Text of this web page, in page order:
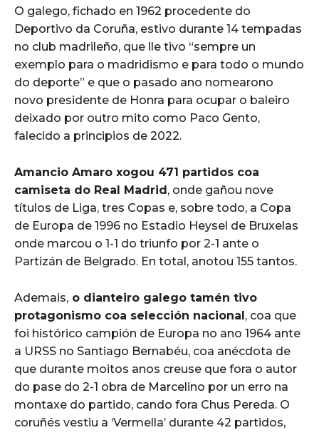
O galego, fichado en 1962 procedente do
Deportivo da Coruña, estivo durante 14 tempadas
no club madrileño, que lle tivo “sempre un
exemplo para o madridismo e para todo o mundo
do deporte” e que o pasado ano nomearono
novo presidente de Honra para ocupar o baleiro
deixado por outro mito como Paco Gento,
falecido a principios de 2022.
Amancio Amaro xogou 471 partidos coa
camiseta do Real Madrid, onde gañou nove
títulos de Liga, tres Copas e, sobre todo, a Copa
de Europa de 1996 no Estadio Heysel de Bruxelas
onde marcou o 1-1 do triunfo por 2-1 ante o
Partizán de Belgrado. En total, anotou 155 tantos.
Ademais, o dianteiro galego tamén tivo
protagonismo coa selección nacional, coa que
foi histórico campión de Europa no ano 1964 ante
a URSS no Santiago Bernabéu, coa anécdota de
que durante moitos anos creuse que fora o autor
do pase do 2-1 obra de Marcelino por un erro na
montaxe do partido, cando fora Chus Pereda. O
coruñés vestiu a ‘Vermella’ durante 42 partidos,